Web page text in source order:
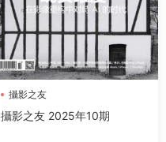
攝影之友
攝影之友 2025年10期